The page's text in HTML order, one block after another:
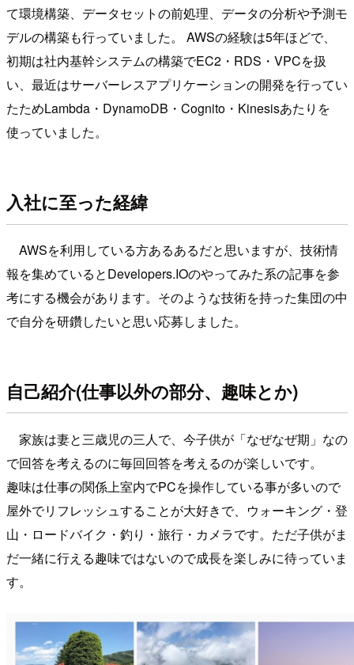
て環境構築、データセットの前処理、データの分析や予測モ
デルの構築も行っていました。 AWSの経験は5年ほどで、
初期は社内基幹システムの構築でEC2・RDS・VPCを扱
い、最近はサーバーレスアプリケーションの開発を行ってい
たためLambda・DynamoDB・Cognito・Kinesisあたりを
使っていました。
入社に至った経緯
AWSを利用している方あるあるだと思いますが、技術情
報を集めているとDevelopers.IOのやってみた系の記事を参
考にする機会があります。そのような技術を持った集団の中
で自分を研鑽したいと思い応募しました。
自己紹介(仕事以外の部分、趣味とか)
家族は妻と三歳児の三人で、今子供が「なぜなぜ期」なの
で回答を考えるのに毎回回答を考えるのが楽しいです。
趣味は仕事の関係上室内でPCを操作している事が多いので
屋外でリフレッシュすることが大好きで、ウォーキング・登
山・ロードバイク・釣り・旅行・カメラです。ただ子供がま
だ一緒に行える趣味ではないので成長を楽しみに待っていま
す。